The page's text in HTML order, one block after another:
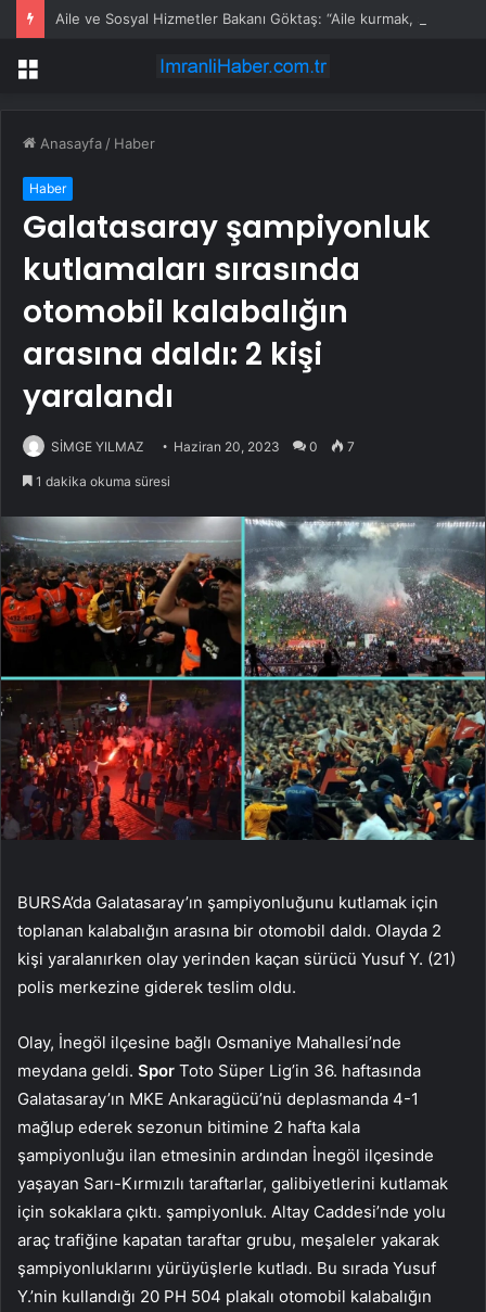
Menü
Anasayfa / Haber
Haber
Galatasaray şampiyonluk
kutlamaları sırasında
otomobil kalabalığın
arasına daldı: 2 kişi
yaralandı
SİMGE YILMAZ Haziran 20, 2023 0 7
1 dakika okuma süresi
BURSA’da Galatasaray’ın şampiyonluğunu kutlamak için
toplanan kalabalığın arasına bir otomobil daldı. Olayda 2
kişi yaralanırken olay yerinden kaçan sürücü Yusuf Y. (21)
polis merkezine giderek teslim oldu.
Olay, İnegöl ilçesine bağlı Osmaniye Mahallesi’nde
meydana geldi. Spor Toto Süper Lig’in 36. haftasında
Galatasaray’ın MKE Ankaragücü’nü deplasmanda 4-1
mağlup ederek sezonun bitimine 2 hafta kala
şampiyonluğu ilan etmesinin ardından İnegöl ilçesinde
yaşayan Sarı-Kırmızılı taraftarlar, galibiyetlerini kutlamak
için sokaklara çıktı. şampiyonluk. Altay Caddesi’nde yolu
araç trafiğine kapatan taraftar grubu, meşaleler yakarak
şampiyonluklarını yürüyüşlerle kutladı. Bu sırada Yusuf
Y.’nin kullandığı 20 PH 504 plakalı otomobil kalabalığın